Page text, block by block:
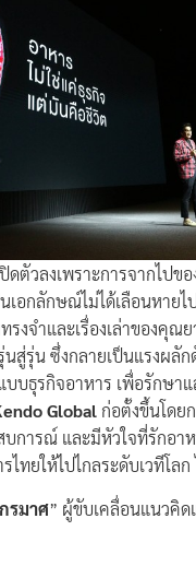
ดตัวลงเพราะการจากไปข
เอกลักษณ์ไม่ได้เลือนหายไ
งจำและเรื่องเล่าของคุณ
สู่รุ่น ซึ่งกลายเป็นแรงผลัก
บธุรกิจอาหาร เพื่อรักษา
Globalก่อตั้งขึ้นโดย
ารณ์ และมีหัวใจที่รักอาห
ทยให้ไปไกลระดับเวทีโลก
รมาศ” ผู้ขับเคลื่อนแนวคิด